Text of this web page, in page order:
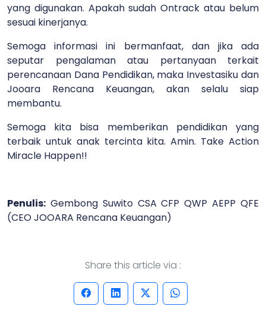
yang digunakan. Apakah sudah Ontrack atau belum
sesuai kinerjanya.
Semoga informasi ini bermanfaat, dan jika ada
seputar pengalaman atau pertanyaan terkait
perencanaan Dana Pendidikan, maka Investasiku dan
Jooara Rencana Keuangan, akan selalu siap
membantu.
Semoga kita bisa memberikan pendidikan yang
terbaik untuk anak tercinta kita. Amin. Take Action
Miracle Happen!!
Penulis: Gembong Suwito CSA CFP QWP AEPP QFE
(CEO JOOARA Rencana Keuangan)
Share this article via :